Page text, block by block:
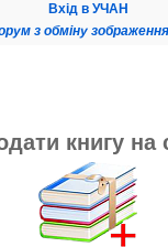
Вхід в УЧАН
з обміну
книгу на